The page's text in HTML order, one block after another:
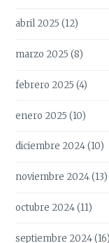
abril 2025 (12)
marzo 2025 (8)
febrero 2025 (4)
enero 2025 (10)
diciembre 2024(10)
noviembre 2024(13)
octubre 2024(11)
septiembre 2024(16)